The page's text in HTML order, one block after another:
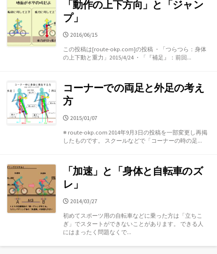
「動作の上下方向」と「ジャン
プ」
公
日
2016/06/15
この投稿は[route-okp.com]の投稿 ・「つらつら：身体
の上下動と重力」2015/4/24 ・「『補足』：前回...
コーナーでの両足と外足の考え
方
公
日
2015/01/07
※ route-okp.com 2014年9月3日の投稿を一部変更し再掲
したものです。 スクールなどで「コーナーの時の足...
「加速」と「身体と自転車のズ
レ」
公
日
2014/03/27
初めてスポーツ用の自転車などに乗った方は「立ちこ
ぎ」でスタートができないことがあります。 できる人
にはまったく問題なくで...